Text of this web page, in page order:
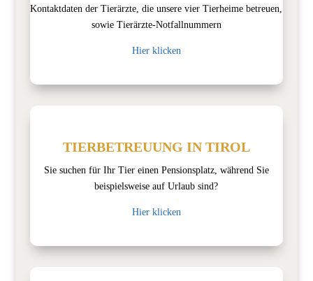
Kontaktdaten der Tierärzte, die unsere vier Tierheime betreuen,
sowie Tierärzte-Notfallnummern
Hier klicken
TIERBETREUUNG IN TIROL
Sie suchen für Ihr Tier einen Pensionsplatz, während Sie
beispielsweise auf Urlaub sind?
Hier klicken